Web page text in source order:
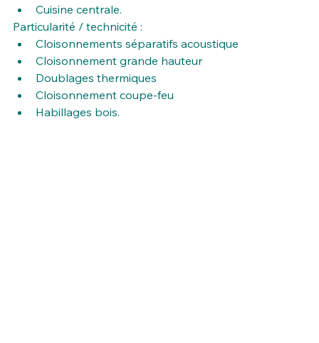
Cuisine centrale.
Particularité / technicité :
Cloisonnements séparatifs acoustique
Cloisonnement grande hauteur
Doublages thermiques
Cloisonnement coupe-feu
Habillages bois.